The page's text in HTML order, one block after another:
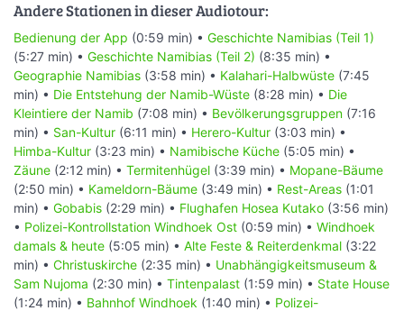
Andere Stationen in dieser Audiotour:
Bedienung der App (0:59 min) • Geschichte Namibias (Teil 1)
(5:27 min) • Geschichte Namibias (Teil 2) (8:35 min) •
Geographie Namibias (3:58 min) • Kalahari-Halbwüste (7:45
min) • Die Entstehung der Namib-Wüste (8:28 min) • Die
Kleintiere der Namib (7:08 min) • Bevölkerungsgruppen (7:16
min) • San-Kultur (6:11 min) • Herero-Kultur (3:03 min) •
Himba-Kultur (3:23 min) • Namibische Küche (5:05 min) •
Zäune (2:12 min) • Termitenhügel (3:39 min) • Mopane-Bäume
(2:50 min) • Kameldorn-Bäume (3:49 min) • Rest-Areas (1:01
min) • Gobabis (2:29 min) • Flughafen Hosea Kutako (3:56 min)
• Polizei-Kontrollstation Windhoek Ost (0:59 min) • Windhoek
damals & heute (5:05 min) • Alte Feste & Reiterdenkmal (3:22
min) • Christuskirche (2:35 min) • Unabhängigkeitsmuseum &
Sam Nujoma (2:30 min) • Tintenpalast (1:59 min) • State House
(1:24 min) • Bahnhof Windhoek (1:40 min) • Polizei-